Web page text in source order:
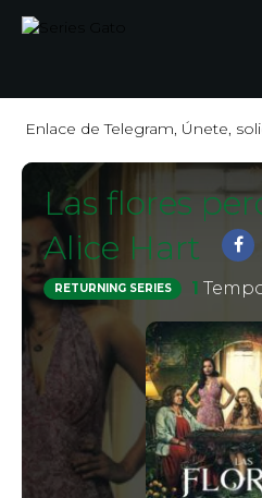
Enlace de Telegram, Únete,
Las flores
Alice Hart
RETURNING SERIES 1